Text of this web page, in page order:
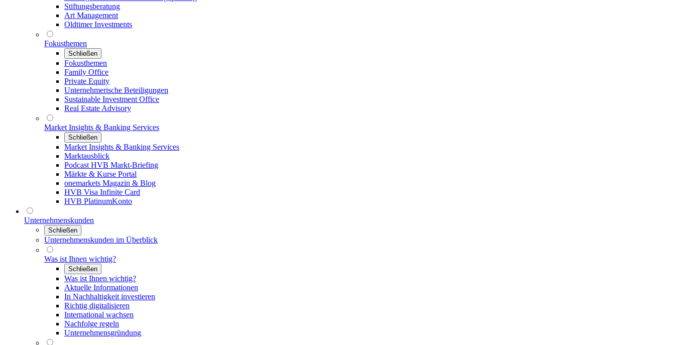
Stiftungsberatung
Art Management
Oldtimer Investments
Fokusthemen
Schließen
Fokusthemen
Family Office
Private Equity
Unternehmerische Beteiligungen
Sustainable Investment Office
Real Estate Advisory
Market Insights & Banking Services
Schließen
Market Insights & Banking Services
Marktausblick
Podcast HVB Markt-Briefing
Märkte & Kurse Portal
onemarkets Magazin & Blog
HVB Visa Infinite Card
HVB PlatinumKonto
Unternehmenskunden
Schließen
Unternehmenskunden im Überblick
Was ist Ihnen wichtig?
Schließen
Was ist Ihnen wichtig?
Aktuelle Informationen
In Nachhaltigkeit investieren
Richtig digitalisieren
International wachsen
Nachfolge regeln
Unternehmensgründung